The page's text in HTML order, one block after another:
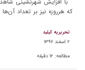
که هرروزه نیز بر تعداد
تحریریه کیلید
۲ اسفند ۱۳۹۷
مطالعه: ۱۲ دقیقه